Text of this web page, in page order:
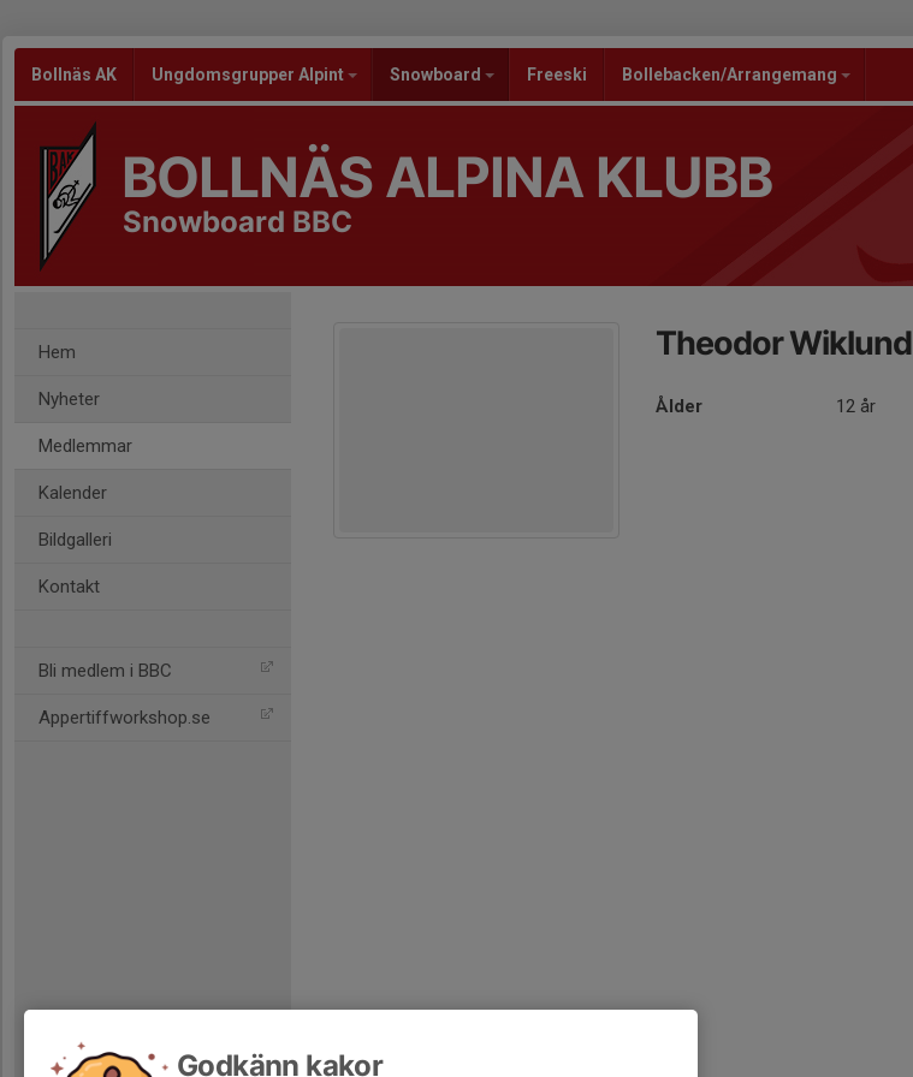
Bollnäs AK Ungdomsgrupper Alpint Snowboard Freeski Bollebacken/Arrangemang
BOLLNÄS ALPINA KLUBB
Snowboard BBC
Hem
Nyheter
Medlemmar
Kalender
Bildgalleri
Kontakt
Bli medlem i BBC
Appertiffworkshop.se
Theodor Wiklund
Ålder 12 år
Godkänn kakor